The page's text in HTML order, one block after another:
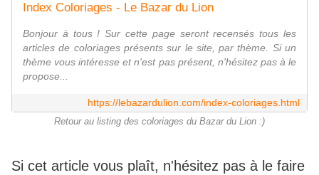
Index Coloriages - Le Bazar du Lion
Bonjour à tous ! Sur cette page seront recensés tous les
articles de coloriages présents sur le site, par thème. Si un
thème vous intéresse et n'est pas présent, n'hésitez pas à le
propose...
https://lebazardulion.com/index-coloriages.html
Retour au listing des coloriages du Bazar du Lion :)
Si cet article vous plaît, n'hésitez pas à le faire